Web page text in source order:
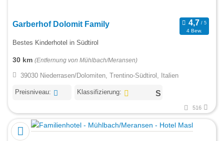
Garberhof Dolomit Family
4 Bew.
Bestes Kinderhotel in Südtirol
30 km (Entfernung von Mühlbach/Meransen)
39030 Niederrasen/Dolomiten, Trentino-Südtirol, Italien
Preisniveau: Klassifizierung:
516